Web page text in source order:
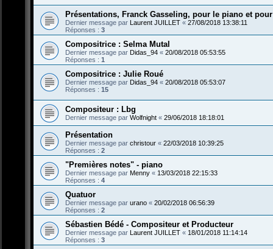
Présentations, Franck Gasseling, pour le piano et
Dernier message par Laurent JUILLET « 27/08/2018 13:38:11
Réponses : 3
Compositrice : Selma Mutal
Dernier message par Didas_94 « 20/08/2018 05:53:55
Réponses : 1
Compositrice : Julie Roué
Dernier message par Didas_94 « 20/08/2018 05:53:07
Réponses : 15
Compositeur : Lbg
Dernier message par Wolfnight « 29/06/2018 18:18:01
Présentation
Dernier message par christour « 22/03/2018 10:39:25
Réponses : 2
"Premières notes" - piano
Dernier message par Menny « 13/03/2018 22:15:33
Réponses : 4
Quatuor
Dernier message par urano « 20/02/2018 06:56:39
Réponses : 2
Sébastien Bédé - Compositeur et Producteur
Dernier message par Laurent JUILLET « 18/01/2018 11:14:14
Réponses : 3